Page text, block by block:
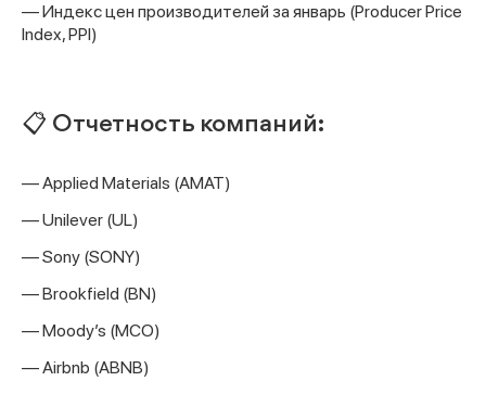
— Индекс цен производителей за январь (Producer Price
Index, PPI)
📋 Отчетность компаний:
— Applied Materials (AMAT)
— Unilever (UL)
— Sony (SONY)
— Brookfield (BN)
— Moody’s (MCO)
— Airbnb (ABNB)